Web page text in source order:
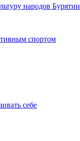
народов Бурятии
спортом
себе